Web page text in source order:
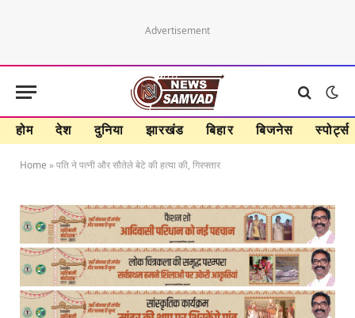
Advertisement
होम देश दुनिया झारखंड बिहार बिजनेस स्पोर्ट्स
Home »पति ने पत्नी और सौतेले बेटे की हत्या की, गिरफ्तार